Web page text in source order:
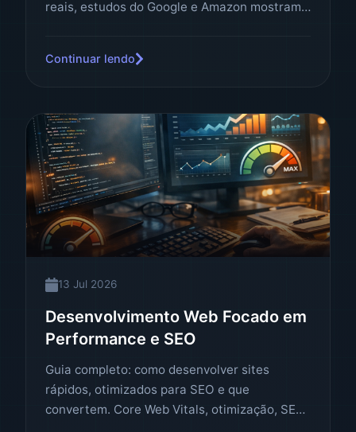
reais, estudos do Google e Amazon mostram:
Continuar lendo
13 Jul 2026
Desenvolvimento Web Focado em
Performance e SEO
Guia completo: como desenvolver sites
rápidos, otimizados para SEO e que
convertem. Core Web Vitals, otimização, SEO